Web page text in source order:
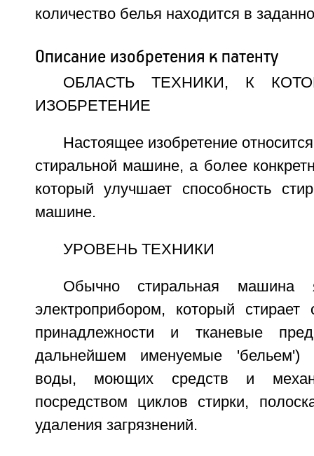
количество белья находится в
Описание изобретения к патенту
ОБЛАСТЬ ТЕХНИКИ, К
ИЗОБРЕТЕНИЕ
Настоящее изобретение
стиральной машине, а более
который улучшает способность
машине.
УРОВЕНЬ ТЕХНИКИ
Обычно стиральная машина
электроприбором, который стирает
принадлежности и тканевые
дальнейшем именуемые 'бельем')
воды, моющих средств и
посредством циклов стирки,
удаления загрязнений.